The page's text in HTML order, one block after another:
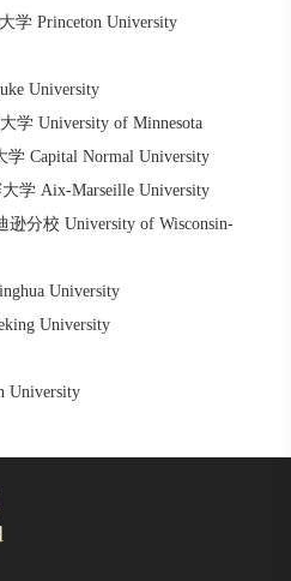
学 Princeton University
University
学 University of Minnesota
Capital Normal University
学 Aix-Marseille University
分校 University of Wisconsin-
University
University
University